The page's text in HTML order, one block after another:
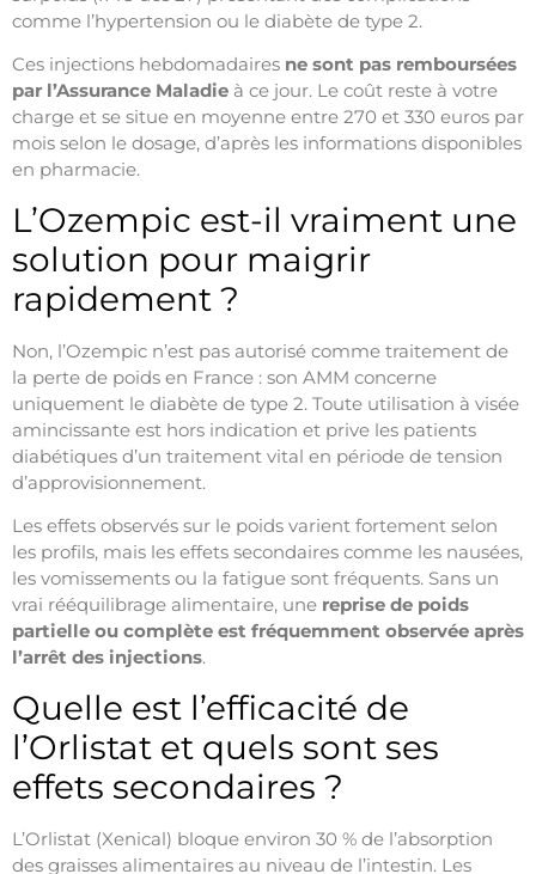
comme l’hypertension ou le diabète de type 2.
Ces injections hebdomadaires ne sont pas remboursées
par l’Assurance Maladie à ce jour. Le coût reste à votre
charge et se situe en moyenne entre 270 et 330 euros par
mois selon le dosage, d’après les informations disponibles
en pharmacie.
L’Ozempic est-il vraiment une
solution pour maigrir
rapidement ?
Non, l’Ozempic n’est pas autorisé comme traitement de
la perte de poids en France : son AMM concerne
uniquement le diabète de type 2. Toute utilisation à visée
amincissante est hors indication et prive les patients
diabétiques d’un traitement vital en période de tension
d’approvisionnement.
Les effets observés sur le poids varient fortement selon
les profils, mais les effets secondaires comme les nausées,
les vomissements ou la fatigue sont fréquents. Sans un
vrai rééquilibrage alimentaire, une reprise de poids
partielle ou complète est fréquemment observée après
l’arrêt des injections.
Quelle est l’efficacité de
l’Orlistat et quels sont ses
effets secondaires ?
L’Orlistat (Xenical) bloque environ 30 % de l’absorption
des graisses alimentaires au niveau de l’intestin. Les